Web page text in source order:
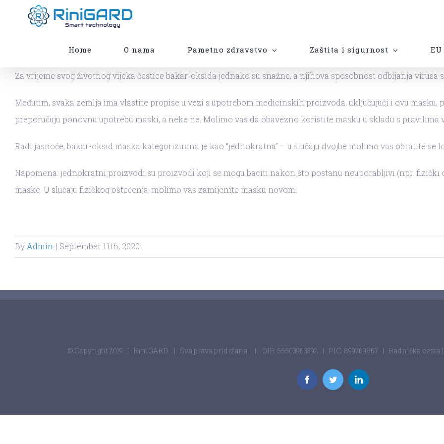
Home O nama Pametno zdravstvo Zaštita i sigurnost
Za vrijeme svog životnog vijeka čestice bakar-oksida jednako su snažne, a njihova sposobnost odbijanja virusa
Međutim, svaka zemlja ima vlastite propise u vezi s upotrebom medicinskih proizvoda, uključujući i ovu masku,
preporučuju ponovnu upotrebu maski, a neke ne. Molimo vas da obavezno koristite masku u skladu s pravilima
Radi jasnoće, bakar-oksid maska ​kategorizirana je kao “jednokratna” – u slučaju dvojbe molimo vas obratite
Napomena: jednokratni proizvodi su proizvodi koji se mogu baciti nakon što postanu neuporabljivi (npr. fizički
maske. U slučaju fizičkog oštećenja, molimo vas zamijenite masku novom.
By Admin | September 11th, 2020
© Copyright 2019 | RiniGARD | Sva prava pridržana | OIB: 55503963392 | PIC: 899769867 | Radnička cesta
FacebookTwitter LinkedIn